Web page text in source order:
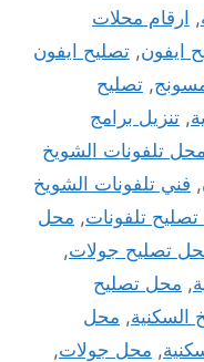
, ارقام محلات
ايفون, تصليح ايفون
, تصليح
, تنزيل برامج
تلفونات الشويخ
, فني تلفونات الشويخ
تلفونات, محل
تصليح جولات,
, محل تصليح
, محل
, محل جولات,